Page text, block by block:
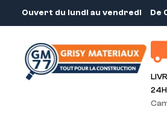
Ouvert du lundi au vendredi De
24H